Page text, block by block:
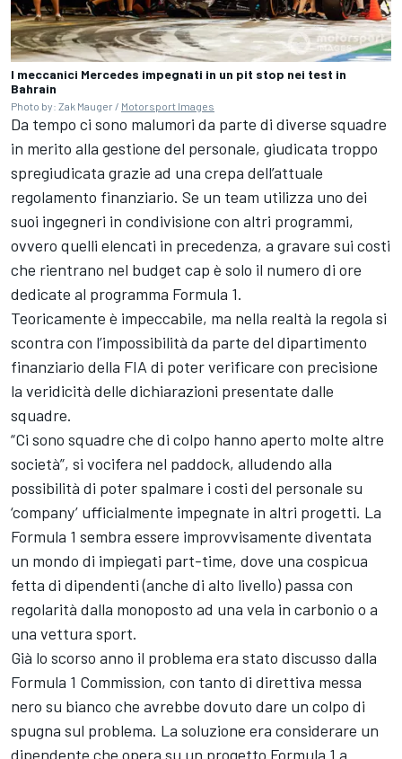
I meccanici Mercedes impegnati in un pit stop nei test in
Bahrain
Photo by: Zak Mauger / Motorsport Images
Da tempo ci sono malumori da parte di diverse squadre
in merito alla gestione del personale, giudicata troppo
spregiudicata grazie ad una crepa dell’attuale
regolamento finanziario. Se un team utilizza uno dei
suoi ingegneri in condivisione con altri programmi,
ovvero quelli elencati in precedenza, a gravare sui costi
che rientrano nel budget cap è solo il numero di ore
dedicate al programma Formula 1.
Teoricamente è impeccabile, ma nella realtà la regola si
scontra con l’impossibilità da parte del dipartimento
finanziario della FIA di poter verificare con precisione
la veridicità delle dichiarazioni presentate dalle
squadre.
“Ci sono squadre che di colpo hanno aperto molte altre
società”, si vocifera nel paddock, alludendo alla
possibilità di poter spalmare i costi del personale su
‘company’ ufficialmente impegnate in altri progetti. La
Formula 1 sembra essere improvvisamente diventata
un mondo di impiegati part-time, dove una cospicua
fetta di dipendenti (anche di alto livello) passa con
regolarità dalla monoposto ad una vela in carbonio o a
una vettura sport.
Già lo scorso anno il problema era stato discusso dalla
Formula 1 Commission, con tanto di direttiva messa
nero su bianco che avrebbe dovuto dare un colpo di
spugna sul problema. La soluzione era considerare un
dipendente che opera su un progetto Formula 1 a